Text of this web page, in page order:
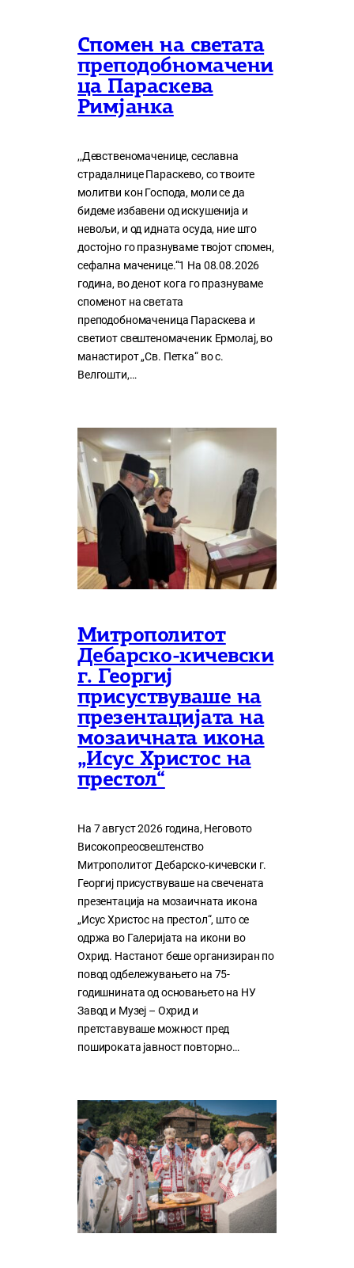
Спомен на светата
преподобномачени
ца Параскева
Римјанка
,,Девственомаченице, сеславна
страдалнице Параскево, со твоите
молитви кон Господа, моли се да
бидеме избавени од искушенија и
невољи, и од идната осуда, ние што
достојно го празнуваме твојот спомен,
сефална маченице.“1 На 08.08.2026
година, во денот кога го празнуваме
споменот на светата
преподобномаченица Параскева и
светиот свештеномаченик Ермолај, во
манастирот „Св. Петка“ во с.
Велгошти,…
Митрополитот
Дебарско-кичевски
г. Георгиј
присуствуваше на
презентацијата на
мозаичната икона
„Исус Христос на
престол“
На 7 август 2026 година, Неговото
Високопреосвештенство
Митрополитот Дебарско-кичевски г.
Георгиј присуствуваше на свечената
презентација на мозаичната икона
„Исус Христос на престол“, што се
одржа во Галеријата на икони во
Охрид. Настанот беше организиран по
повод одбележувањето на 75-
годишнината од основањето на НУ
Завод и Музеј – Охрид и
претставуваше можност пред
пошироката јавност повторно…